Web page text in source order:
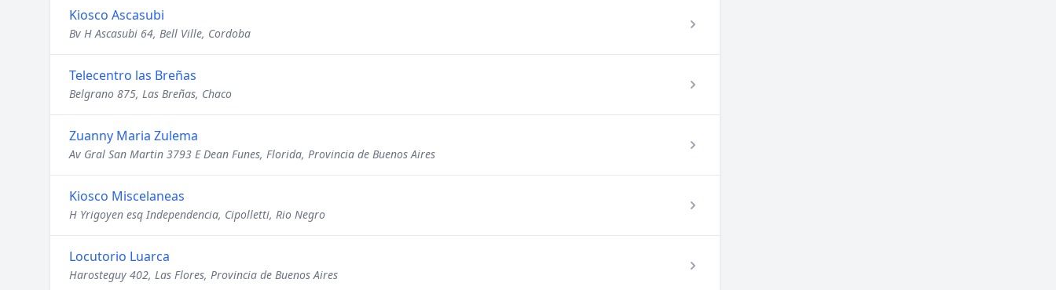
Kiosco Ascasubi
Bv H Ascasubi 64, Bell Ville, Cordoba
Telecentro las Breñas
Belgrano 875, Las Breñas, Chaco
Zuanny Maria Zulema
Av Gral San Martin 3793 E Dean Funes, Florida, Provincia de Buenos Aires
Kiosco Miscelaneas
H Yrigoyen esq Independencia, Cipolletti, Rio Negro
Locutorio Luarca
Harosteguy 402, Las Flores, Provincia de Buenos Aires